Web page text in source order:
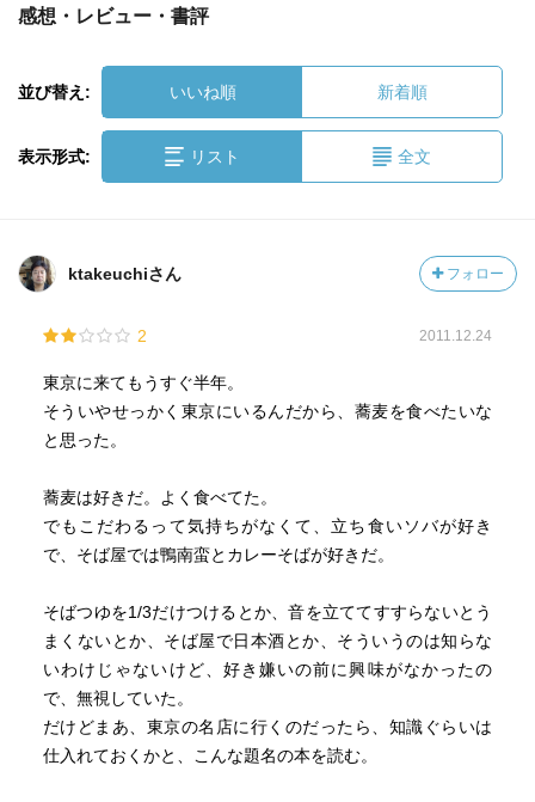
感想・レビュー・書評
並び替え: いいね順 新着順
表示形式: リスト 全文
ktakeuchiさん フォロー
2 2011.12.24
東京に来てもうすぐ半年。
そういやせっかく東京にいるんだから、蕎麦を食べたいな
と思った。
蕎麦は好きだ。よく食べてた。
でもこだわるって気持ちがなくて、立ち食いソバが好き
で、そば屋では鴨南蛮とカレーそばが好きだ。
そばつゆを1/3だけつけるとか、音を立ててすすらないとう
まくないとか、そば屋で日本酒とか、そういうのは知らな
いわけじゃないけど、好き嫌いの前に興味がなかったの
で、無視していた。
だけどまあ、東京の名店に行くのだったら、知識ぐらいは
仕入れておくかと、こんな題名の本を読む。